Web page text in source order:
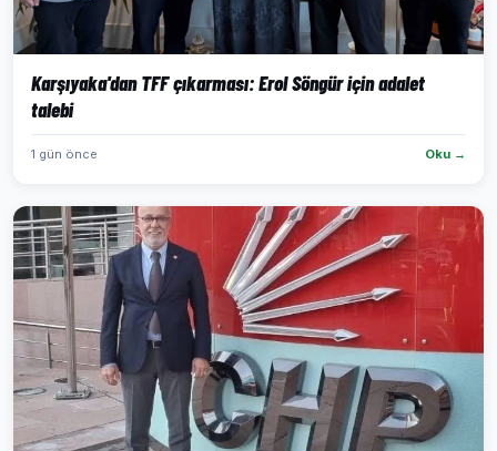
Karşıyaka'dan TFF çıkarması: Erol Söngür için adalet
talebi
1 gün önce Oku →